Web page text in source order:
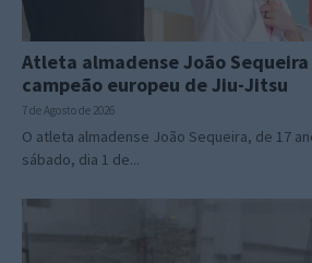
Atleta almadense João
campeão europeu de Jiu-Jitsu
7 de Agosto de 2026
O atleta almadense João Sequeira, de 17
sábado, dia 1 de...